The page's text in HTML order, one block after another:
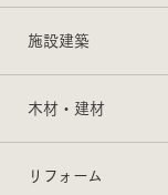
施設建築
木材・建材
リフォーム